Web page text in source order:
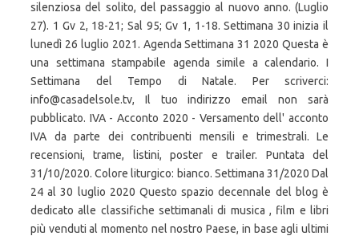
silenziosa del solito, del passaggio al nuovo anno. (Luglio
27). 1 Gv 2, 18-21; Sal 95; Gv 1, 1-18. Settimana 30 inizia il
lunedì 26 luglio 2021. Agenda Settimana 31 2020 Questa è
una settimana stampabile agenda simile a calendario. I
Settimana del Tempo di Natale. Per scriverci:
info@casadelsole.tv, Il tuo indirizzo email non sarà
pubblicato. IVA - Acconto 2020 - Versamento dell' acconto
IVA da parte dei contribuenti mensili e trimestrali. Le
recensioni, trame, listini, poster e trailer. Puntata del
31/10/2020. Colore liturgico: bianco. Settimana 31/2020 Dal
24 al 30 luglio 2020 Questo spazio decennale del blog è
dedicato alle classifiche settimanali di musica , film e libri
più venduti al momento nel nostro Paese, in base agli ultimi